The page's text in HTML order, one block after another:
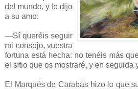
del mundo, y le dijo
a su amo:
—Sí queréis seguir
mi consejo, vuestra
fortuna está hecha: no tenéis más
el sitio que os mostraré, y en seguida
El Marqués de Carabás hizo lo que